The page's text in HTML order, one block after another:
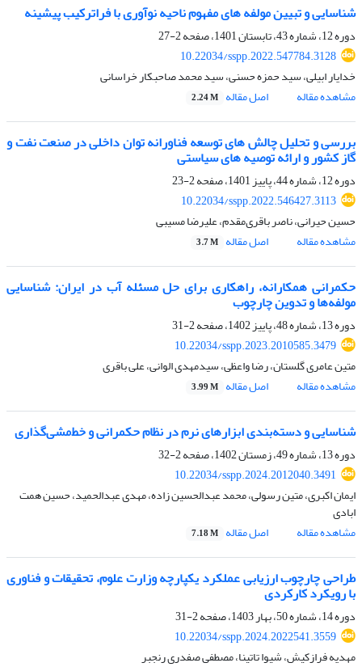
شناسایی و تبیین مولفه های مفهوم ناحیه نوآوری با فرا‌ترکیب پیشینه
دوره 12، شماره 43، تابستان 1401، صفحه
2-27
10.22034/sspp.2022.547784.3128
خدایار ابیلی، سید حمزه حسنی، سید محمد صاحبکار خراسانی
مشاهده مقاله
اصل مقاله 2.24 M
بررسی و تحلیل چالش های توسعه فناورانه توان داخلی در صنعت نفت و
گاز کشور و ارائه توصیه های سیاستی
دوره 12، شماره 44، پاییز 1401، صفحه
2-23
10.22034/sspp.2022.546427.3113
حسین حیرانی، ناصر باقری‌مقدم، علیرضا مسیبی
مشاهده مقاله
اصل مقاله 3.7 M
حکمرانی همکارانه، راهکاری برای حل مسئله آب در ایران: شناسایی
مولفه‌ها و تدوین چارچوب
دوره 13، شماره 48، پاییز 1402، صفحه
2-31
10.22034/sspp.2023.2010585.3479
متین عامری گلستان، رضا واعظی، سیدمهدی الوانی، علی باقری
مشاهده مقاله
اصل مقاله 3.99 M
شناسایی و دسته‌بندی ابزارهای نرم در نظام حکمرانی و خط‌مشی‌گذاری
دوره 13، شماره 49، زمستان 1402، صفحه
2-32
10.22034/sspp.2024.2012040.3491
ایمان اکبری، متین رسولی، محمد عبدالحسین زاده، مهدی عبدالحمید، حسین همت
ابادی
مشاهده مقاله
اصل مقاله 7.18 M
طراحی چارچوب ارزیابی عملکرد یکپارچه وزارت علوم، تحقیقات و فناوری
با رویکرد کارکردی
دوره 14، شماره 50، بهار 1403، صفحه
2-31
10.22034/sspp.2024.2022541.3559
مهدیه فرازکیش، شیوا تاتینا، مصطفی صفدری رنجبر